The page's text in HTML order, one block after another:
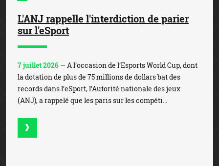
L'ANJ rappelle l'interdiction de parier
sur l'eSport
7 juillet 2026 — A l’occasion de l’Esports World Cup, dont
la dotation de plus de 75 millions de dollars bat des
records dans l’eSport, l’Autorité nationale des jeux
(ANJ), a rappelé que les paris sur les compéti...